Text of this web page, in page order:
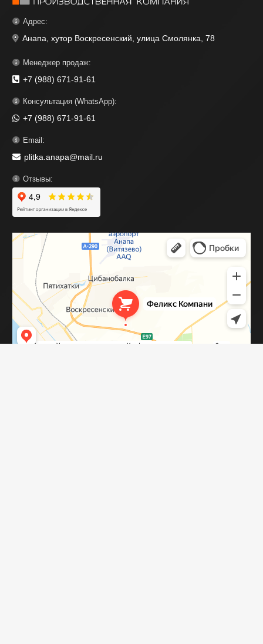
Адрес:
Анапа, хутор Воскресенский, улица Смолянка, 78
Менеджер продаж:
+7 (988) 671-91-61
Консультация (WhatsApp):
+7 (988) 671-91-61
Email:
plitka.anapa@mail.ru
Отзывы: